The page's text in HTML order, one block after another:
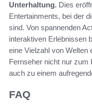
Unterhaltung. Dies
Entertainments, bei der
sind. Von spannenden
interaktiven Erlebnissen
eine Vielzahl von Welten
Fernseher nicht nur zum
auch zu einem
FAQ